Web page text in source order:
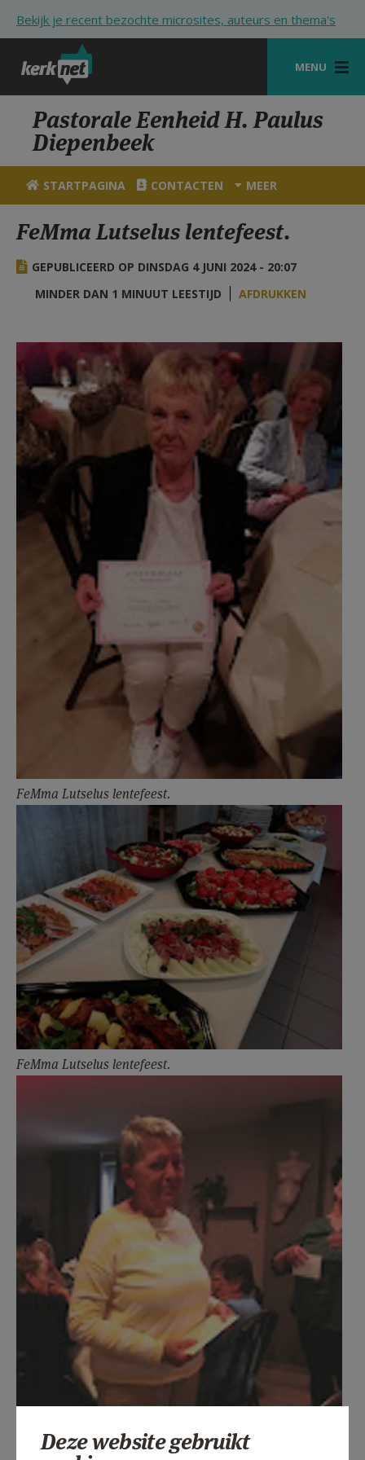
Bekijk je recent bezochte microsites, auteurs en thema's
MENU
STARTPAGINA
KERK
VIERINGEN
MIJN PAROCHIE
AANMELDEN OF REGISTREREN
Pastorale Eenheid H. Paulus
Diepenbeek
STARTPAGINA CONTACTEN MEER
FeMma Lutselus lentefeest.
GEPUBLICEERD OP DINSDAG 4 JUNI 2024 - 20:07
MINDER DAN 1 MINUUT LEESTIJD
AFDRUKKEN
FeMma Lutselus lentefeest.
FeMma Lutselus lentefeest.
Deze website gebruikt